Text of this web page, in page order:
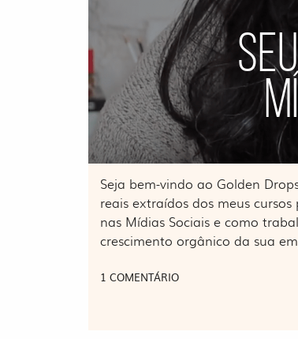
Seja bem-vindo ao Golden
reais extraídos dos meus
nas Mídias Sociais e como
crescimento orgânico da sua
1 COMENTÁRIO